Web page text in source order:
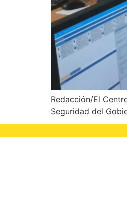
Redacción/El
Seguridad del